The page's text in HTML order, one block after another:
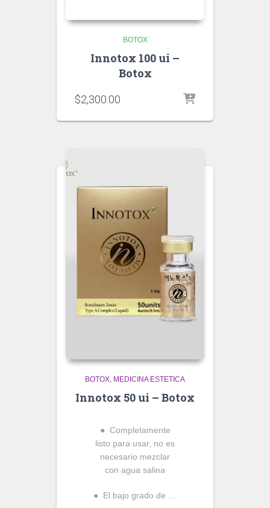
BOTOX
Innotox 100 ui –
Botox
$2,300.00
BOTOX MEDICINA ESTETICA
Innotox 50 ui – Botox
● Completamente
listo para usar, no es
necesario mezclar
con agua salina
● El bajo grado de …